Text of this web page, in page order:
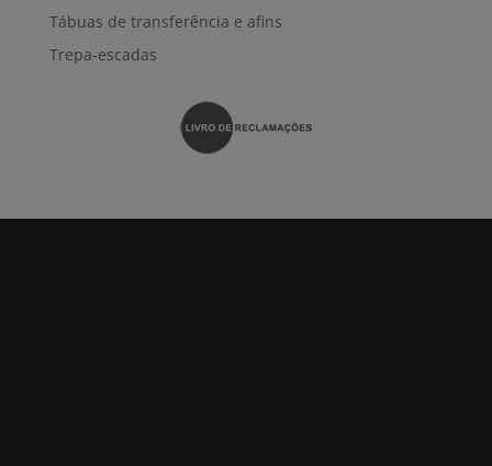
Tábuas de transferência e afins
Trepa-escadas